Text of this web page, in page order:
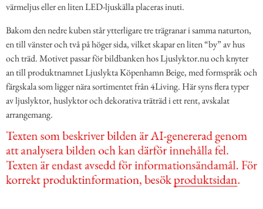
värmeljus eller en liten LED-ljuskälla placeras inuti.
Bakom den nedre kuben står ytterligare tre trägranar i samma naturton,
en till vänster och två på höger sida, vilket skapar en liten “by” av hus
och träd. Motivet passar för bildbanken hos Ljuslyktor.nu och knyter
an till produktnamnet Ljuslykta Köpenhamn Beige, med formspråk och
färgskala som ligger nära sortimentet från 4Living. Här syns flera typer
av ljuslyktor, huslyktor och dekorativa träträd i ett rent, avskalat
arrangemang.